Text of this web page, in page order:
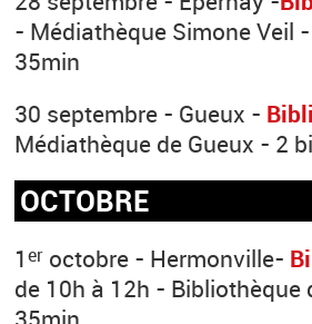
- Médiathèque Simone Veil
35min
30 septembre - Gueux -
Médiathèque de Gueux - 2
OCTOBRE
1er octobre - Hermonville-
de 10h à 12h - Bibliothèque